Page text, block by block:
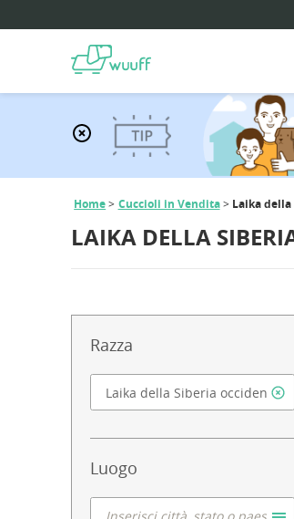
Home Cuccioli in Vendita Laika
LAIKA DELLA
Razza
Luogo